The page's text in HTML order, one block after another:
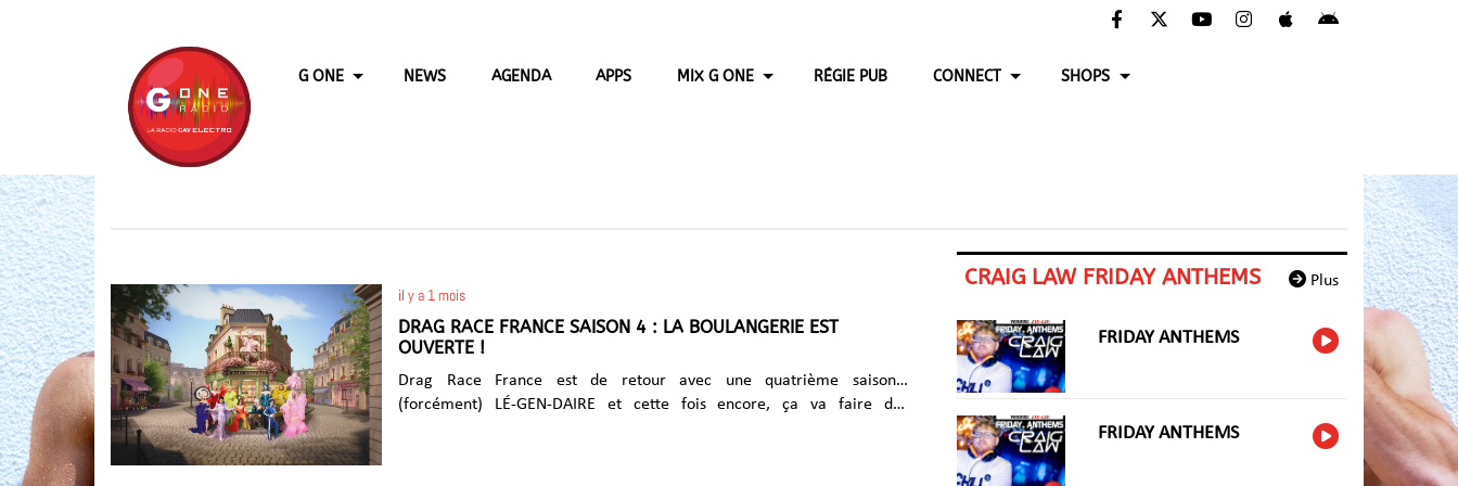
G ONE NEWS AGENDA APPS MIX G ONE RÉGIE PUB CONNECT SHOPS
il y a 1 mois
DRAG RACE FRANCE SAISON 4 : LA BOULANGERIE EST
OUVERTE !
Drag Race France est de retour avec une quatrième saison…
(forcément) LÉ-GEN-DAIRE et cette fois encore, ça va faire des
Plus
CRAIG LAW FRIDAY ANTHEMS
FRIDAY ANTHEMS
FRIDAY ANTHEMS